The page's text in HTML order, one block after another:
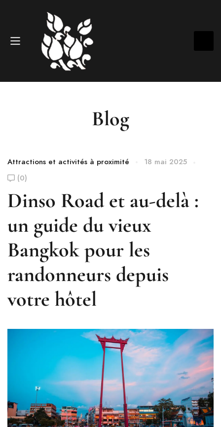
Blog
Attractions et activités à proximité
18 mai 2025
(0)
Dinso Road et au-delà :
un guide du vieux
Bangkok pour les
randonneurs depuis
votre hôtel